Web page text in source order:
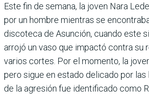
Este fin de semana, la joven Nara
por un hombre mientras se
discoteca de Asunción, cuando este
arrojó un vaso que impactó contra su
varios cortes. Por el momento, la
pero sigue en estado delicado por las
de la agresión fue identificado como